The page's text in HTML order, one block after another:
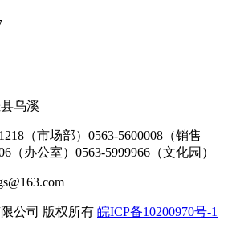
乌溪
（市场部）0563-5600008（销售
（办公室）0563-5999966（文化园）
公司 版权所有 皖ICP备10200970号-1